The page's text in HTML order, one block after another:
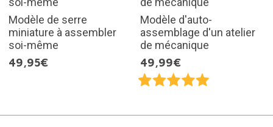
Modèle de serre
miniature à assembler
soi-même
49,95€
Modèle d'auto-
assemblage d'un atelier
de mécanique
49,99€